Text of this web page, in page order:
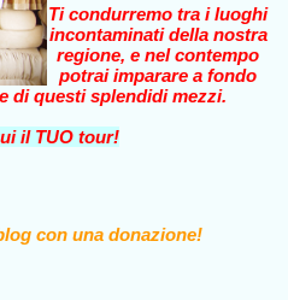
Ti condurremo tra i luoghi
incontaminati della nostra
regione, e nel contempo
potrai imparare a fondo
di questi splendidi mezzi.
il TUO tour!
con una donazione!